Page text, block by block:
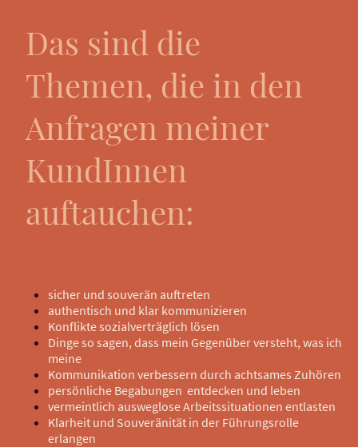
Das sind die
Themen, die in den
Anfragen meiner
KundInnen
auftauchen:
sicher und souverän auftreten
authentisch und klar kommunizieren
Konflikte sozialverträglich lösen
Dinge so sagen, dass mein Gegenüber versteht, was ich
meine
Kommunikation verbessern durch achtsames Zuhören
persönliche Begabungen entdecken und leben
vermeintlich ausweglose Arbeitssituationen entlasten
Klarheit und Souveränität in der Führungsrolle
erlangen